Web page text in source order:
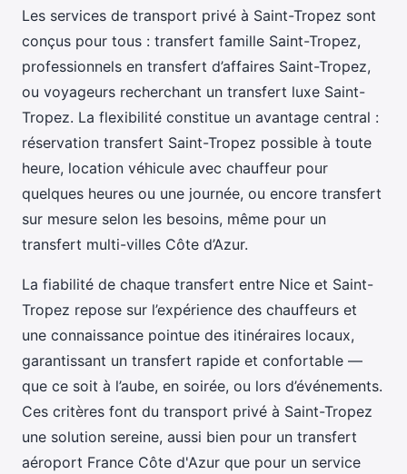
Les services de transport privé à Saint-Tropez sont
conçus pour tous : transfert famille Saint-Tropez,
professionnels en transfert d’affaires Saint-Tropez,
ou voyageurs recherchant un transfert luxe Saint-
Tropez. La flexibilité constitue un avantage central :
réservation transfert Saint-Tropez possible à toute
heure, location véhicule avec chauffeur pour
quelques heures ou une journée, ou encore transfert
sur mesure selon les besoins, même pour un
transfert multi-villes Côte d’Azur.
La fiabilité de chaque transfert entre Nice et Saint-
Tropez repose sur l’expérience des chauffeurs et
une connaissance pointue des itinéraires locaux,
garantissant un transfert rapide et confortable —
que ce soit à l’aube, en soirée, ou lors d’événements.
Ces critères font du transport privé à Saint-Tropez
une solution sereine, aussi bien pour un transfert
aéroport France Côte d'Azur que pour un service